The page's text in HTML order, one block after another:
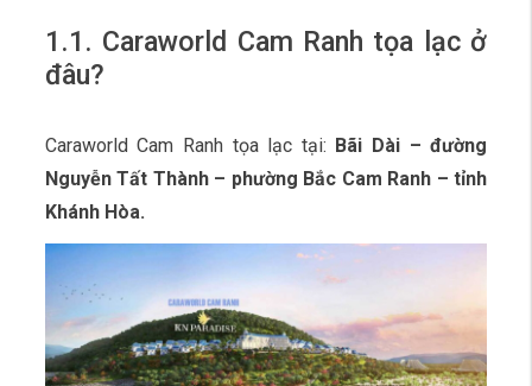
1.1. Caraworld Cam Ranh tọa lạc ở
đâu?
Caraworld Cam Ranh tọa lạc tại: Bãi Dài – đường
Nguyễn Tất Thành – phường Bắc Cam Ranh – tỉnh
Khánh Hòa.